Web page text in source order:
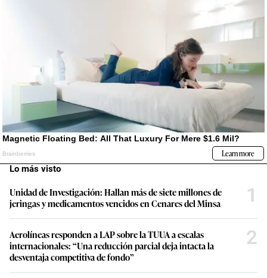
Lo más visto
Unidad de Investigación: Hallan más de siete millones de
jeringas y medicamentos vencidos en Cenares del Minsa
1
Aerolíneas responden a LAP sobre la TUUA a escalas
internacionales: “Una reducción parcial deja intacta la
desventaja competitiva de fondo”
2